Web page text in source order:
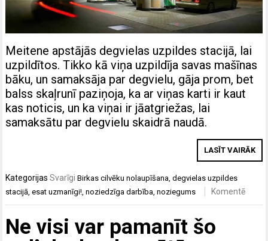
Meitene apstājās degvielas uzpildes stacijā, lai
uzpildītos. Tikko kā viņa uzpildīja savas mašīnas
bāku, un samaksāja par degvielu, gāja prom, bet
balss skaļrunī paziņoja, ka ar viņas karti ir kaut
kas noticis, un ka viņai ir jāatgriežas, lai
samaksātu par degvielu skaidrā naudā.
LASĪT VAIRĀK
KategorijasSvarīgi Birkascilvēku nolaupīšana ,degvielas uzpildes
stacijā ,esat uzmanīgi! ,noziedzīga darbība ,noziegums Komentē
Ne visi var pamanīt šo